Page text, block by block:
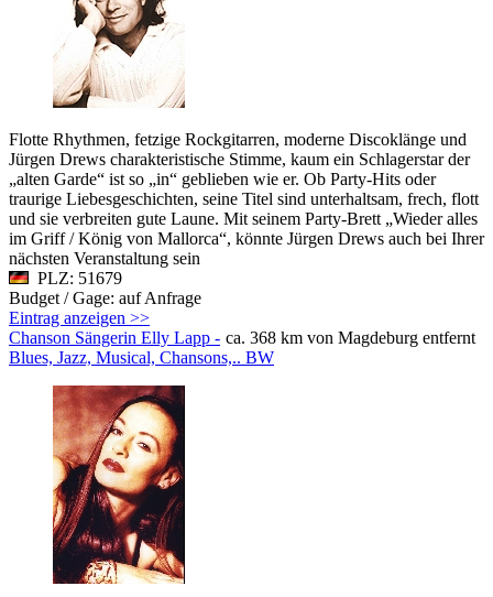
Flotte Rhythmen, fetzige Rockgitarren, moderne Discoklänge und
Jürgen Drews charakteristische Stimme, kaum ein Schlagerstar der
„alten Garde“ ist so „in“ geblieben wie er. Ob Party-Hits oder
traurige Liebesgeschichten, seine Titel sind unterhaltsam, frech, flott
und sie verbreiten gute Laune. Mit seinem Party-Brett „Wieder alles
im Griff / König von Mallorca“, könnte Jürgen Drews auch bei Ihrer
nächsten Veranstaltung sein
PLZ: 51679
Budget / Gage: auf Anfrage
Eintrag anzeigen >>
ca. 368 km von Magdeburg entfernt
Chanson Sängerin Elly Lapp -
Blues, Jazz, Musical, Chansons,.. BW